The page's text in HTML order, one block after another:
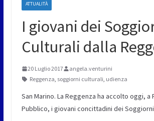
ATTUALITÀ
I giovani dei
Culturali dalla
20 Luglio 2017
angela.venturini
Reggenza, soggiorni culturali, udienza
San Marino. La Reggenza ha accolto oggi, a
Pubblico, i giovani concittadini dei